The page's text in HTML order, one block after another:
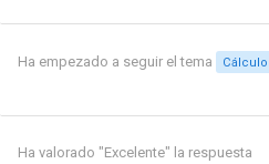
Ha empezado a seguir el tema Cálculo
Ha valorado "Excelente" la respuesta